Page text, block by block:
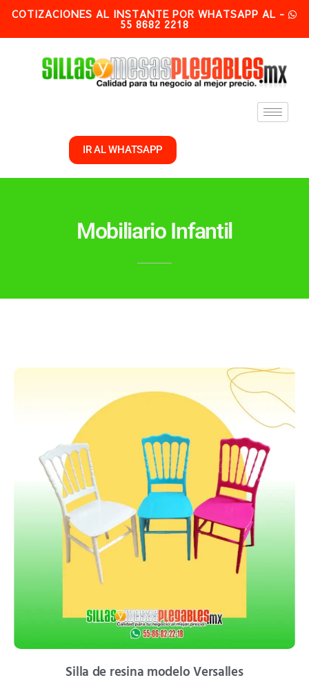
COTIZACIONES AL INSTANTE POR WHATSAPP AL -
55 8682 2218
IR AL WHATSAPP
Mobiliario Infantil
Silla de resina modelo Versalles